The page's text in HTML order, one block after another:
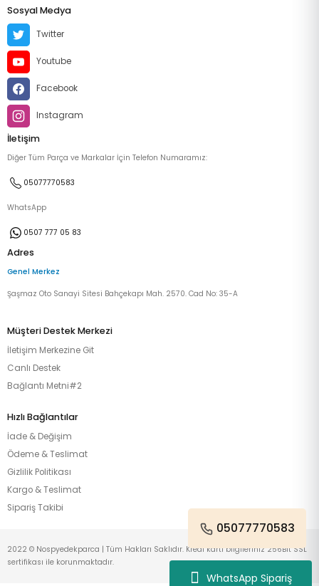
WhatsApp Sipariş
Sosyal Medya
Twitter
Youtube
Facebook
Instagram
İletişim
Diğer Tüm Parça ve Markalar İçin Telefon Numaramız:
05077770583
WhatsApp
0507 777 05 83
Adres
Genel Merkez
Şaşmaz Oto Sanayi Sitesi Bahçekapı Mah. 2570. Cad No: 35-A
Müşteri Destek Merkezi
İletişim Merkezine Git
Canlı Destek
Bağlantı Metni#2
Hızlı Bağlantılar
İade & Değişim
Ödeme & Teslimat
Gizlilik Politikası
Kargo & Teslimat
Sipariş Takibi
05077770583
2022 © Nospyedekparca | Tüm Hakları Saklıdır. Kredi kartı bilgileriniz 256Bit SSL
sertifikası ile korunmaktadır.